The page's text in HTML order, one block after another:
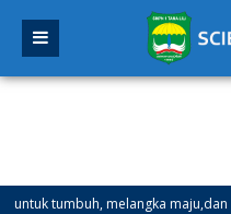
melangka maju,dan